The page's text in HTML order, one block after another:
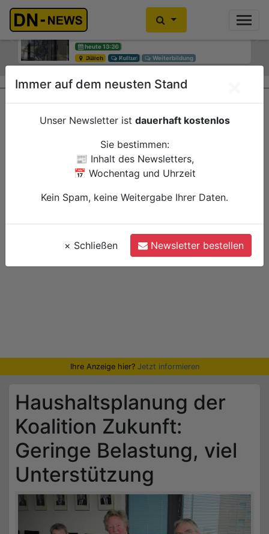
Einbrecher im Kleiderschrank
gefunden
heute 10:30
Düren
Polizei
Previous
Ihre Anzeige hier? Jetzt informieren
Haushaltsplanung der
Koalition Zukunft:
Geringe Belastung, viel
Unterstützung
Immer auf dem neusten Stand
Unser Newsletter ist dauerhaft kostenlos
Sie bestimmen:
📰 Inhalt des Newsletters,
📅 Wochentag und Uhrzeit
Kein Spam, keine Weitergabe Ihrer Daten.
× Schließen Newsletter bestellen